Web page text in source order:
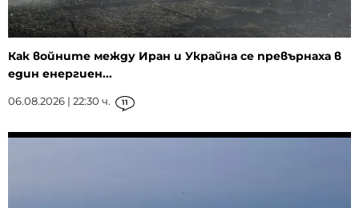
Как войните между Иран и Украйна се превърнаха в
един енергиен...
06.08.2026 | 22:30 ч. 11